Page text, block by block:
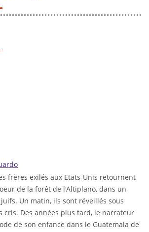
frères exilés aux Etats-Unis retournent
de la forêt de l'Altiplano, dans un
Un matin, ils sont réveillés sous
cris. Des années plus tard, le narrateur
de son enfance dans le Guatemala de